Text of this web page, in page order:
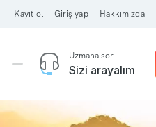
Kayıt ol Giriş yap Hakkımızda
Uzmana sor
Sizi arayalım